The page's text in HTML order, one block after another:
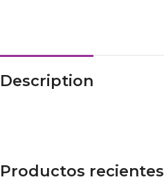
Description
Productos recientes